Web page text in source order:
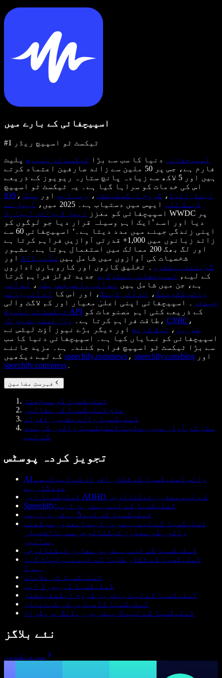
اسپیچفائی کے بارے میں
#1 ٹیکسٹ ٹو اسپیچ ریڈر
اسپیچفائی دنیا کا سب سے بڑا ٹیکسٹ ٹو اسپیچ پلیٹ
فارم ہے، جس پر 50 ملین سے زائد صارفین اعتماد کرتے
ہیں اور 5 لاکھ سے زیادہ پانچ ستارہ ریویوز کے ذریعے
اس کی خدمات کو سراہا گیا ہے۔ یہ ٹیکسٹ ٹو اسپیچ
iOS ، اینڈرائیڈ ، کروم ایکسٹینشن ، ویب ایپ اور
میک
ڈیسک ٹاپ ایپس میں دستیاب ہے۔ 2025 میں،
ایپل نے
اسپیچفائی کو معزز
ایپل ڈیزائن ایوارڈ
WWDC پر
دیا اور اسے ’ایک اہم وسیلہ قرار دیا جو لوگوں کو
اپنی زندگی جینے میں مدد دیتا ہے۔‘ اسپیچفائی 60 سے
زائد زبانوں میں 1,000+ قدرتی آوازیں فراہم کرتا ہے
اور لگ بھگ 200 ممالک میں استعمال ہوتا ہے۔ مشہور
شخصیات کی آوازوں میں شامل ہیں سنُوپ ڈاگ اور
گوینتھ پیلٹرو
۔ تخلیق کاروں اور کاروباری اداروں
کے لیے،
اسپیچفائی اسٹوڈیو جدید ٹولز فراہم کرتا
ہے، جن میں شامل ہیں اے آئی وائس جنریٹر ،
اے آئی
وائس کلوننگ، اے آئی ڈبنگ، اور اس کا
اے آئی وائس
چینجر
۔ اسپیچفائی اپنی اعلیٰ معیار اور کم لاگت والی
ٹیکسٹ ٹو اسپیچ API
طاقت فراہم کرتا ہے۔
وال اسٹریٹ جرنل ، CNBC ،
فوربز ، ٹیک کرنچ اور دیگر بڑے نیوز آؤٹ لیٹس نے
اسپیچفائی کو نمایاں کیا ہے۔ اسپیچفائی دنیا کا سب
سے بڑا ٹیکسٹ ٹو اسپیچ فراہم کنندہ ہے۔ مزید جاننے
speechify.com/news ، speechify.com/blog اور
speechify.com/press
فہرستِ مضامین
ڈسلیکسیا کو سمجھنا
عام ڈسلیکسیا کی مثالیں
ڈسلیکسیا والے مشہور افراد
متن کو آواز میں بدلیے: ڈسلیکسیا والوں کی مدد
کے لیے
تجویز کردہ پوسٹس
AI وائس ڈسلیکسیا کے شکار افراد کے لیے کیسے
مددگار ہے
ڈسلیکسیا اور ADHD کے لیے معاون ٹیکنالوجی
Speechify: ڈسلیکسیا کے لیے بہترین ایپ
ڈسلیکسیا کے لیے 5 بہترین ایپس
ڈسلیکسیا کے لیے بہترین ایپس: معذور سیکھنے
والوں کو معاون ٹیکنالوجی سے بااختیار
بنائیں
ڈسلیکسیا کے لیے بہترین معاون ٹیکنالوجی
ڈسلیکسیا کے شکار طلبا کے لیے سہولیات کیا
ہیں؟
ڈسلیکسیا کی علامات
ڈسلیکسیا کی بورڈ ایپ
ڈسلیکسیا کے لیے بہترین کروم ایکسٹینشنز
ڈسلیکسیا کامیابی کی کہانیاں
ڈسلیکسیا کے لیے ۵ بہترین ریڈنگ پروگرام
نئے بلاگز
سب دیکھیں